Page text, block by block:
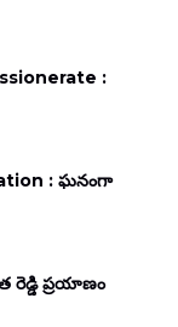
:
: ఘనంగా
రెడ్డి ప్రయాణం